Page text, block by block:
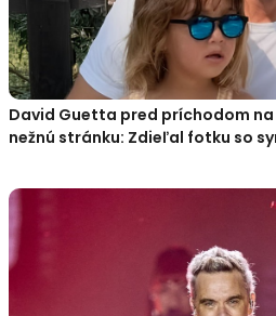
David Guetta pred príchodom
nežnú stránku: Zdieľal fotku so